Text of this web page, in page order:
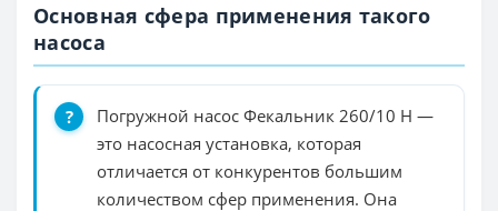
Основная сфера применения такого
насоса
Погружной насос Фекальник 260/10 Н —
это насосная установка, которая
отличается от конкурентов большим
количеством сфер применения. Она